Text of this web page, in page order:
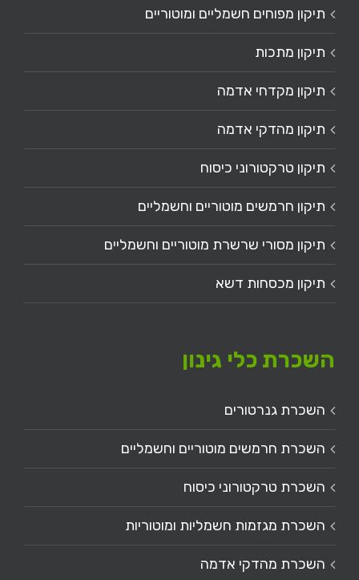
תיקון מפוחים חשמליים ומוטוריים
תיקון מתכות
תיקון מקדחי אדמה
תיקון מהדקי אדמה
תיקון טרקטורוני כיסוח
תיקון חרמשים מוטוריים וחשמליים
תיקון מסורי שרשרת מוטוריים וחשמליים
תיקון מכסחות דשא
השכרת כלי גינון
השכרת גנרטורים
השכרת חרמשים מוטוריים וחשמליים
השכרת טרקטורוני כיסוח
השכרת מגזמות חשמליות ומוטוריות
השכרת מהדקי אדמה